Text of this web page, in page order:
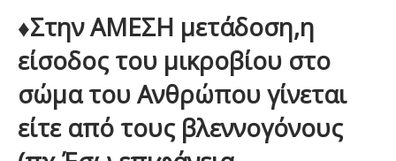
♦Στην ΑΜΕΣΗ μετάδοση,η
είσοδος του μικροβίου στο
σώμα του Ανθρώπου γίνεται
είτε από τους βλεννογόνους